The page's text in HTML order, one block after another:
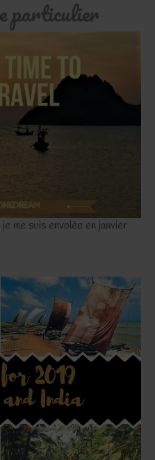
particulier
me suis envolée en janvier